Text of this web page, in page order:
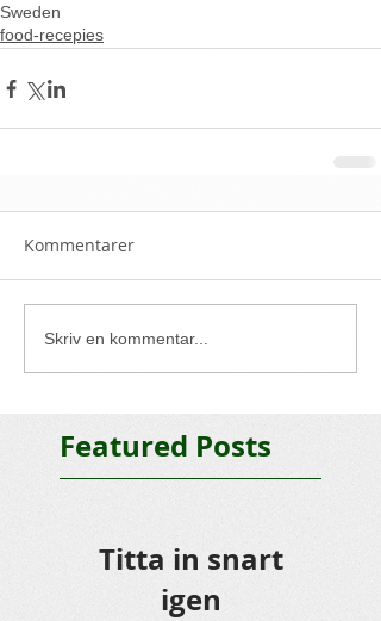
Featured Posts
Sweden
food-recepies
Kommentarer
Skriv en kommentar...
Titta in snart
igen